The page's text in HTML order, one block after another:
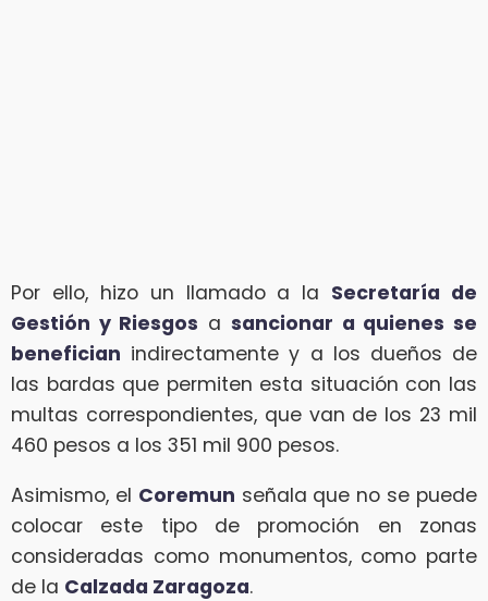
Por ello, hizo un llamado a la Secretaría de
Gestión y Riesgos a sancionar a quienes se
benefician indirectamente y a los dueños de
las bardas que permiten esta situación con las
multas correspondientes, que van de los 23 mil
460 pesos a los 351 mil 900 pesos.
Asimismo, el Coremun señala que no se puede
colocar este tipo de promoción en zonas
consideradas como monumentos, como parte
de la Calzada Zaragoza.